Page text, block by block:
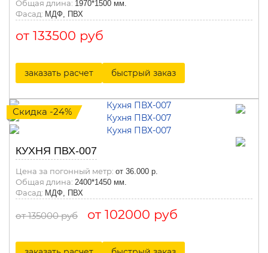
Общая длина: 1970*1500 мм.
Фасад: МДФ, ПВХ
от 133500 руб
заказать расчет быстрый заказ
Скидка -24%
КУХНЯ ПВХ-007
Цена за погонный метр: от 36.000 р.
Общая длина: 2400*1450 мм.
Фасад: МДФ, ПВХ
от 135000 руб от 102000 руб